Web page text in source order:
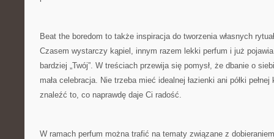
Beat the boredom to także inspiracja do tworzenia własnych
Czasem wystarczy kąpiel, innym razem lekki perfum i już
bardziej „Twój”. W treściach przewija się pomysł, że dbanie o
mała celebracja. Nie trzeba mieć idealnej łazienki ani półki
znaleźć to, co naprawdę daje Ci radość.
W ramach perfum można trafić na tematy związane z